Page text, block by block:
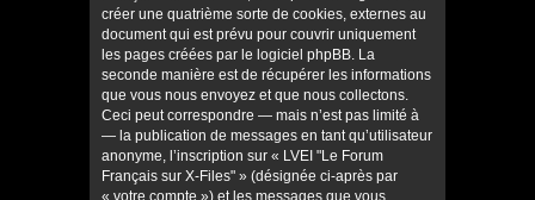
créer une quatrième sorte de cookies, externes au
document qui est prévu pour couvrir uniquement
les pages créées par le logiciel phpBB. La
seconde manière est de récupérer les informations
que vous nous envoyez et que nous collectons.
Ceci peut correspondre — mais n’est pas limité à
— la publication de messages en tant qu’utilisateur
anonyme, l’inscription sur « LVEI "Le Forum
Français sur X-Files" » (désignée ci-après par
« votre compte ») et les messages que vous